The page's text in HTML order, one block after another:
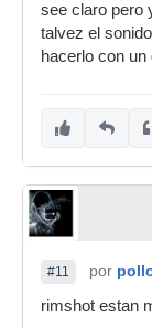
see claro pero
talvez el
hacerlo con un
#11 por
rimshot estan